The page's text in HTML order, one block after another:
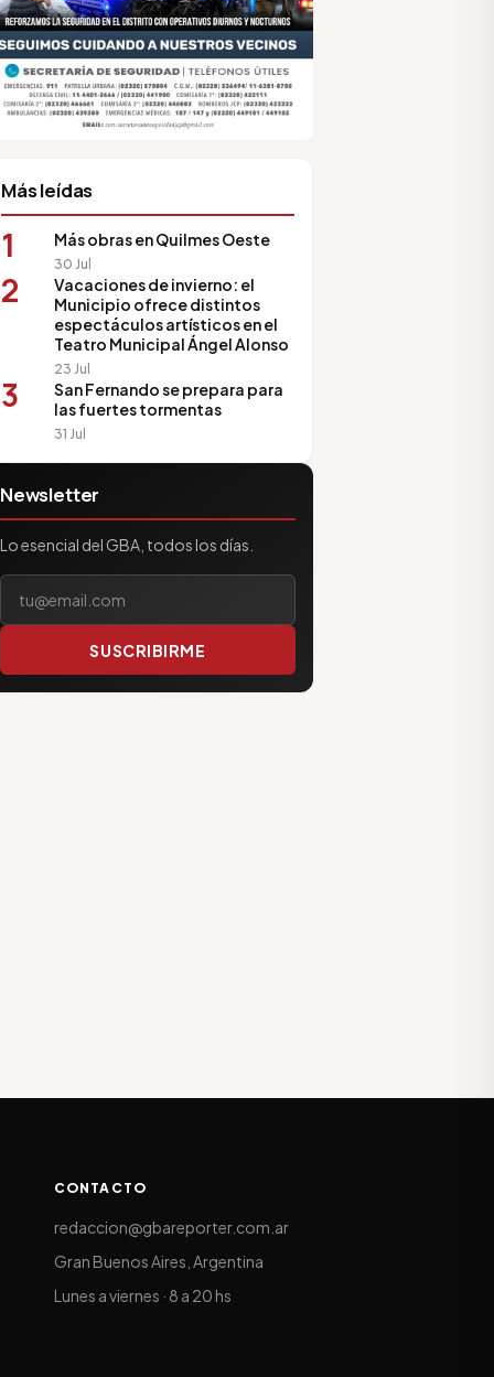
de Medios Vecinales
Más leídas
1 Más obras en Quilmes Oeste
30 Jul
2
Vacaciones de invierno: el
Municipio ofrece distintos
espectáculos artísticos en el
Teatro Municipal Ángel Alonso
23 Jul
3
San Fernando se prepara para
las fuertes tormentas
31 Jul
Newsletter
Lo esencial del GBA, todos los días.
SUSCRIBIRME
CONTACTO
redaccion@gbareporter.com.ar
Gran Buenos Aires, Argentina
Lunes a viernes · 8 a 20 hs